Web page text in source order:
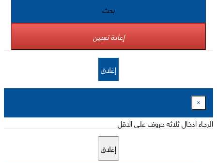
بحث
إعادة تعيين
إغلاق
×
الرجاء ادخال ثلاثة حروف على الاقل
إغلاق